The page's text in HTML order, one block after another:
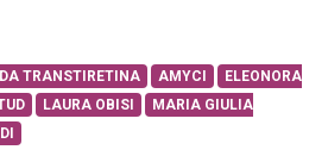
TRANSTIRETINA AMYCI
ELEONORA
LAURA OBISI
MARIA GIULIA